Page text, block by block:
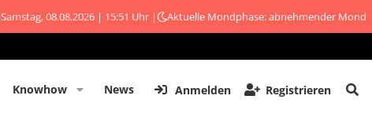
Samstag, 08.08.2026 | 15:51 Uhr | Aktuelle Mondphase: abnehmender Mond
Knowhow News Anmelden Registrieren